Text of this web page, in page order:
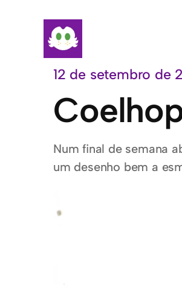
conteúdo12 de setembro de
Num final de semana
um desenho bem a